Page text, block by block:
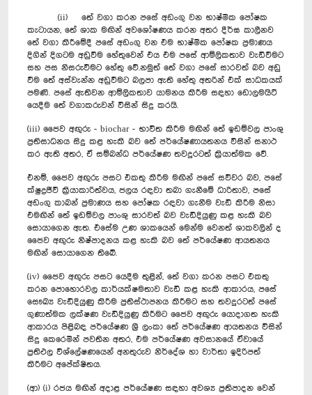
(ii) තේ වගා කරන පසේ අඩංගු වන භාෂ්මික පෝෂක
කැටායන, තේ ශාක මඟින් අවශෝෂණය කරන අතර දීර්ඝ කාලීනව
තේ වගා කිරීමේදී පසේ අඩංගු වන එම භාෂ්මික පෝෂක ප්‍රමාණය
දිගින් දිගටම අඩුවීම හේතුවෙන් එය එම පසේ ආම්ලිකතාව වැඩිවීමට
සහ පස නිසරුවීමට හේතු වේ.නමුත් තේ වගා පසේ සාරවත් බව අඩු
වීම තේ අස්වැන්න අඩුවීමට ‍බලපා ඇති හේතු අතරින් එක් සාධකයක්
පමණි. පසේ ඇතිවන ආම්ලිකතාව යාමනය කිරීම සඳහා ඩොලමයිට්
යෙදීම තේ වගාකරුවන් විසින් සිදු කරයි.
(iii) ජෛව අඟුරු - biochar - භාවිත කිරීම මඟින් තේ ඉඩම්වල පාංශු
ප්‍රතිසාධනය සිදු කළ හැකි බව තේ පර්යේෂණායතනය විසින් සනාථ
කර ඇති අතර, ඒ සම්බන්ධ පර්යේෂණ තවදුරටත් ක්‍රියාත්මක වේ.
එනම්, ජෛව අඟුරු පසට එකතු කිරීම මඟින් පසේ සවිවර බව, පසේ
ක්ෂුද්‍රජීවී ක්‍රියාකාරිත්වය, ජලය රඳවා තබා ගැනීමේ ධාරිතාව, පසේ
අඩංගු කාබන් ප්‍රමාණය සහ පෝෂක රඳවා ගැනීම වැඩි කිරීම නිසා
එමඟින් තේ ඉඩම්වල පාංශු සාරවත් බව වැඩිදියුණු කළ හැකි බව
සොයාගෙන ඇත. එසේම උණ ශාකයෙන් මෙන්ම වෙනත් ශාකවලින් ද
ජෛව අඟුරු නිෂ්පාදනය කළ හැකි බව තේ පර්යේෂණ ආයතනය
මඟින් සොයාගෙන තිබේ.
(iv) ජෛව අඟුරු පසට යෙදීම තුළින්, තේ වගා කරන පසට එකතු
කරන පොහොරවල කාර්යක්ෂමතාව වැඩි කළ හැකි ආකාරය, පසේ
සෞඛ්‍ය වැඩිදියුණු කිරීම ප්‍රතිස්ථාපනය කිරීමට සහ තවදුරටත් පසේ
ගුණාත්මක ලක්ෂණ වැඩිදියුණු කිරීමට ජෛව අඟුරු යොදාගත හැකි
ආකාරය පිළිබඳ පර්යේෂණ ශ්‍රී ලංකා තේ පර්යේෂණ ආයතනය විසින්
සිදු කෙරෙමින් පවතින අතර, එම පර්යේෂණ අවසානයේ ඒවායේ
ප්‍රතිඵල විශ්ලේෂණයෙන් අනතුරුව නිර්දේශ හා වාර්තා ඉදිරිපත්
කිරීමට අපේක්ෂිතය.
(ආ) (i) රජය මඟින් අදාළ පර්යේෂණ සඳහා අවශ්‍ය ප්‍රතිපාදන වෙන්